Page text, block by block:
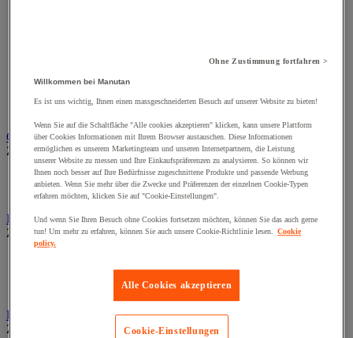
Container, Kippbehälter und Zubehör
Müllbeutel
Müllbeutelhalter
Sortierbehälter und Außencontainer
Geräte und Produkte zur Insektenbekämpfung
Zur gesamten Produktgruppe
Insektenvernichter
Insektizid für fliegende Insekten
Industriellen Reinigung
Zur gesamten Produktgruppe
Reinigungstücher auf Rollen
Textil- und Vliestücher
Papiertücher und Papiertuchspender
Zur gesamten Produktgruppe
Ohne Zustimmung fortfahren >
Willkommen bei Manutan
Es ist uns wichtig, Ihnen einen massgeschneiderten Besuch auf unserer Website zu bieten!
Wenn Sie auf die Schaltfläche "Alle cookies akzeptieren" klicken, kann unsere Plattform
über Cookies Informationen mit Ihrem Browser austauschen. Diese Informationen
ermöglichen es unserem Marketingteam und unseren Internetpartnern, die Leistung
unserer Website zu messen und Ihre Einkaufspräferenzen zu analysieren. So können wir
Ihnen noch besser auf Ihre Bedürfnisse zugeschnittene Produkte und passende Werbung
anbieten. Wenn Sie mehr über die Zwecke und Präferenzen der einzelnen Cookie-Typen
erfahren möchten, klicken Sie auf "Cookie-Einstellungen".
Und wenn Sie Ihren Besuch ohne Cookies fortsetzen möchten, können Sie das auch gerne
tun! Um mehr zu erfahren, können Sie auch unsere Cookie-Richtlinie lesen.
Cookie
policy.
Alle Cookies akzeptieren
Cookie-Einstellungen